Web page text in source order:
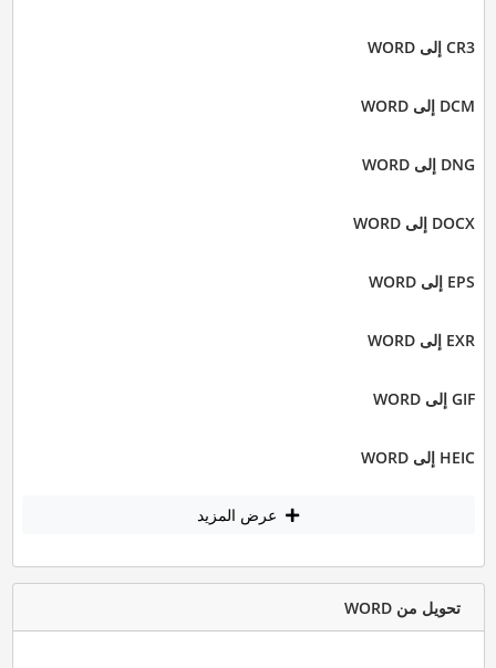
CR3 إلى WORD
DCM إلى WORD
DNG إلى WORD
DOCX إلى WORD
EPS إلى WORD
EXR إلى WORD
GIF إلى WORD
HEIC إلى WORD
عرض المزيد
تحويل من WORD